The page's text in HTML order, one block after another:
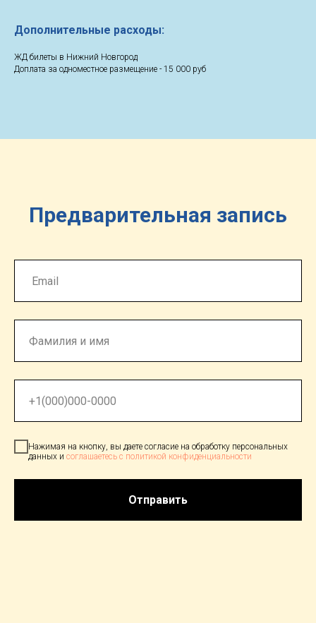
Дополнительные расходы:
ЖД билеты в Нижний Новгород
Доплата за одноместное размещение - 15 000 руб
Предварительная запись
Нажимая на кнопку, вы даете согласие на обработку персональных
данных и соглашаетесь c политикой конфиденциальности
Отправить